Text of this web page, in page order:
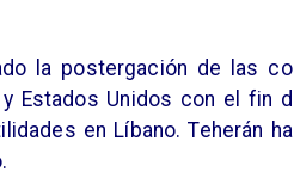
la postergación de las
Estados Unidos con el fin
en Líbano. Teherán